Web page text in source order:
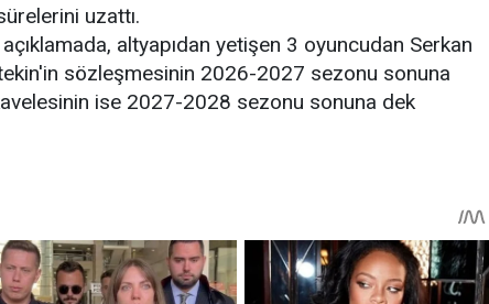
uzattı.
altyapıdan yetişen 3 oyuncudan Serkan
sözleşmesinin 2026-2027 sezonu sonuna
ise 2027-2028 sezonu sonuna dek